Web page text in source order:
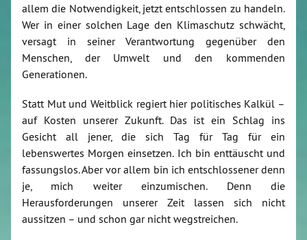
allem die Notwendigkeit, jetzt entschlossen zu handeln.
Wer in einer solchen Lage den Klimaschutz schwächt,
versagt in seiner Verantwortung gegenüber den
Menschen, der Umwelt und den kommenden
Generationen.
Statt Mut und Weitblick regiert hier politisches Kalkül –
auf Kosten unserer Zukunft. Das ist ein Schlag ins
Gesicht all jener, die sich Tag für Tag für ein
lebenswertes Morgen einsetzen. Ich bin enttäuscht und
fassungslos. Aber vor allem bin ich entschlossener denn
je, mich weiter einzumischen. Denn die
Herausforderungen unserer Zeit lassen sich nicht
aussitzen – und schon gar nicht wegstreichen.